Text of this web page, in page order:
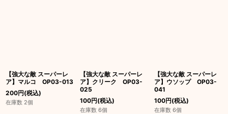
【強大な敵 スーパーレ
ア】マルコ OP03-013
200円(税込)
在庫数 2個
【強大な敵 スーパーレ
ア】クリーク OP03-
025
100円(税込)
在庫数 6個
【強大な敵 スーパーレ
ア】ウソップ OP03-
041
100円(税込)
在庫数 6個